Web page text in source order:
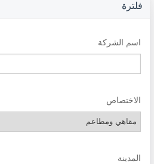
فلترة
اسم الشركة
الاختصاص
المدينة